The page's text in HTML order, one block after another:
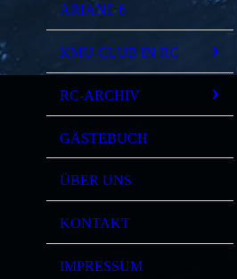
ARIANE 6
KMU-CLUB IN RC
RC-ARCHIV
GÄSTEBUCH
ÜBER UNS
KONTAKT
IMPRESSUM